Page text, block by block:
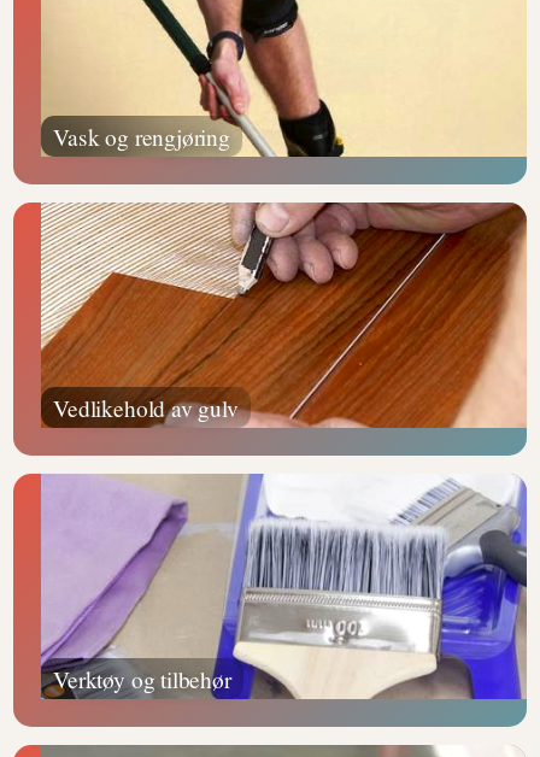
Vask og rengjøring
Vedlikehold av gulv
Verktøy og tilbehør